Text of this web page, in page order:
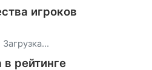
игроков
Загрузка...
рейтинге